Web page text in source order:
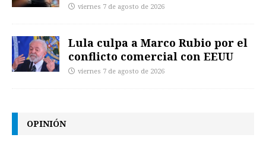
viernes 7 de agosto de 2026
Lula culpa a Marco Rubio por el
conflicto comercial con EEUU
viernes 7 de agosto de 2026
OPINIÓN